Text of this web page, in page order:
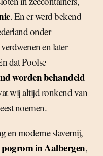
. En er werd bekend
onder
en later
dat Poolse
worden behandeld
wij altijd ronkend van
noemen.
en moderne slavernij,
pogrom in Aalbergen,